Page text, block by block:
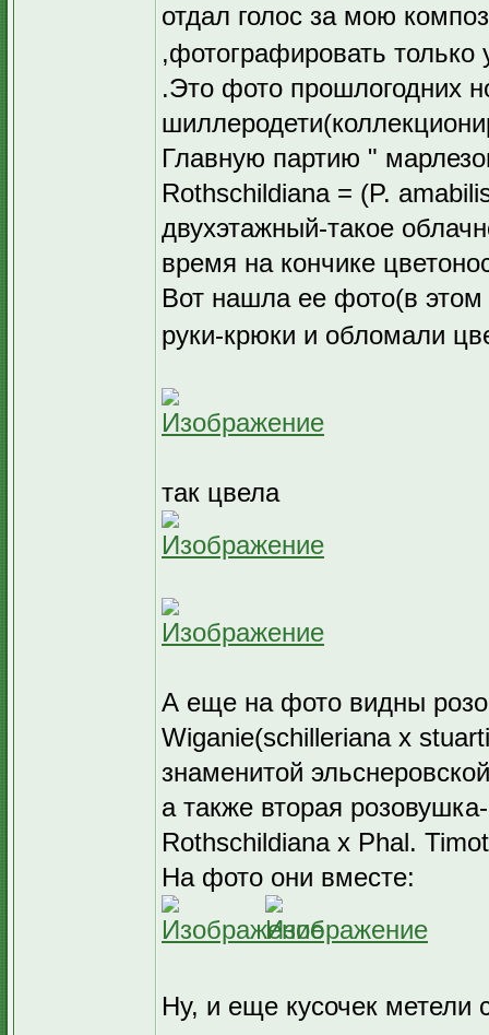
отдал голос за мою
,фотографировать только
.Это фото прошлогодних
Главную партию "
Rothschildiana = (P.
двухэтажный-такое
время на кончике
Вот нашла ее фото(в этом
руки-крюки и обломали
так цвела
А еще на фото видны
Wiganie(schilleriana x
знаменитой
а также вторая
Rothschildiana x Phal.
На фото они вместе:
Ну, и еще кусочек метели